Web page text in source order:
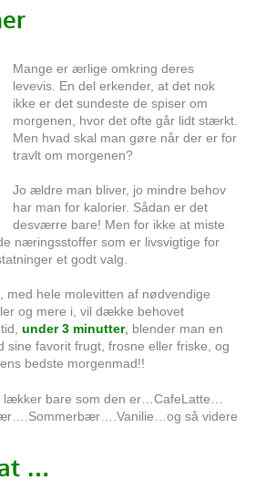
Mange er ærlige omkring deres
levevis. En del erkender, at det nok
ikke er det sundeste de spiser om
morgenen, hvor det ofte går lidt stærkt.
Men hvad skal man gøre når der er for
travlt om morgenen?
Jo ældre man bliver, jo mindre behov
har man for kalorier. Sådan er det
desværre bare! Men for ikke at miste
næringsstoffer som er livsvigtige for
et godt valg.
med hele molevitten af nødvendige
og mere i, vil dække behovet
under 3 minutter, blender man en
sine favorit frugt, frosne eller friske, og
bedste morgenmad!!
lækker bare som den er…CafeLatte…
så videre
…